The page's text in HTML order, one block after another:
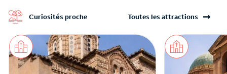
Curiosités proche Toutes les attractions